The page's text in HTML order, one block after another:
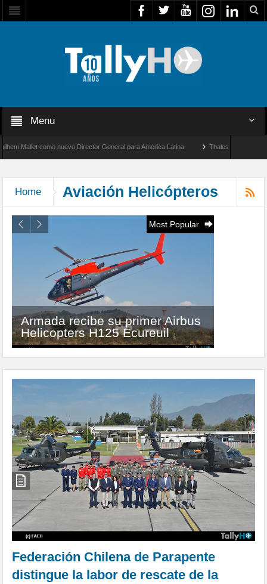
Menu
General para América Latina Thales multiplica por diez su capacidad de
Home Aviación Helicópteros
Most Popular
Armada recibe su primer Airbus
Helicopters H125 Ecureuil
Leonardo entrega primer
helicóptero de entrenamiento
básico AW169 al ejército
italiano
Federación Chilena de Parapente
distingue la labor de rescate de la